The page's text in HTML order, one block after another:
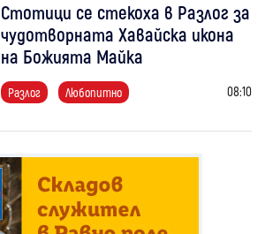
Стотици се стекоха в Разлог за
чудотворната Хавайска икона
на Божията Майка
Разлог Любопитно 08:10